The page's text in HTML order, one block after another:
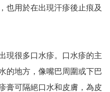
也用於在出現汗疹後止痕及
現很多口水疹。口水疹的主
的地方，像嘴巴周圍或下巴
膏可隔絕口水和皮膚，為皮